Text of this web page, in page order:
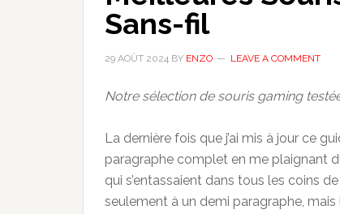
Sans-fil
29 AOÛT 2024 BY ENZO LEAVE A COMMENT
Notre sélection de souris gaming
La dernière fois que j’ai mis à jour ce
paragraphe complet en me plaignant
qui s’entassaient dans tous les coins
seulement à un demi paragraphe,